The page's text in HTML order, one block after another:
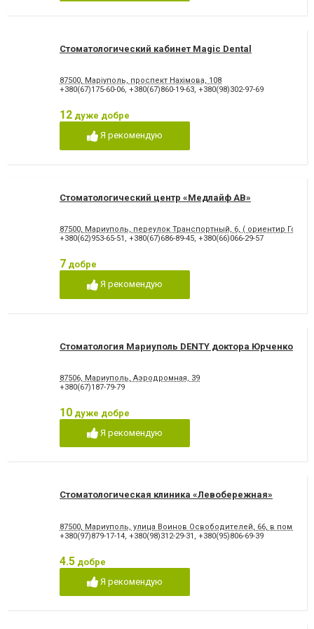
відновлення емалі
Стоматологический кабинет Magic Dental
87500, Маріуполь, проспект Нахімова, 108
+380(67)175-60-06, +380(67)860-19-63, +380(98)302-97-69
12 дуже добре
Я рекомендую
Стоматологический центр «Медлайф АВ»
87500, Мариуполь, переулок Транспортный, 6, ( ориентир
+380(62)953-65-51 , +380(67)686-89-45, +380(66)066-29-57
7 добре
Я рекомендую
Стоматология Мариуполь DENTY доктора Юрченко
87506, Мариуполь, Аэродромная, 39
+380(67)187-79-79
10 дуже добре
Я рекомендую
Стоматологическая клиника «Левобережная»
87500, Мариуполь, улица Воинов Освободителей, 66, в
+380(97)879-17-14, +380(98)312-29-31 , +380(95)806-69-39
4.5 добре
Я рекомендую